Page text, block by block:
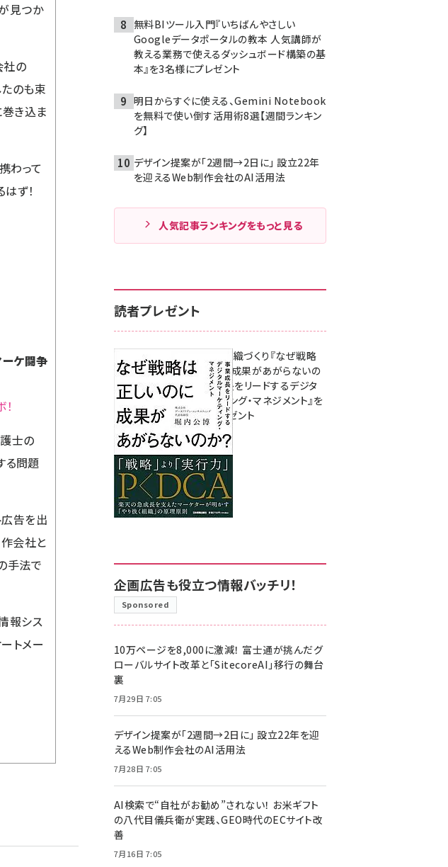
見つか
社の
のも束
き込ま
わって
ず！
ケ闘争
士の
る問題
告を出
会社と
手法で
報シス
トメー
無料BIツール入門『いちばんやさしい
Googleデータポータルの教本 人気講師が
教える業務で使えるダッシュボード構築の基
本』を3名様にプレゼント
明日からすぐに使える、Gemini Notebook
を無料で使い倒す活用術8選【週間ランキン
グ】
デザイン提案が「2週間→2日に」 設立22年
を迎えるWeb制作会社のAI活用法
人気記事ランキングをもっと見る
読者プレゼント
成果を生む組織づくり『なぜ戦略
は正しいのに成果があがらないの
か？ 事業成長をリードするデジタ
ルマーケティング・マネジメント』を
3名様にプレゼント
8月7日 10:00
企画広告も役立つ情報バッチリ！
Sponsored
10万ページを8,000に激減！ 富士通が挑んだグ
ローバルサイト改革と「SitecoreAI」移行の舞台
裏
7月29日 7:05
デザイン提案が「2週間→2日に」 設立22年を迎
えるWeb制作会社のAI活用法
7月28日 7:05
AI検索で“自社がお勧め”されない！ お米ギフト
の八代目儀兵衛が実践、GEO時代のECサイト改
善
7月16日 7:05